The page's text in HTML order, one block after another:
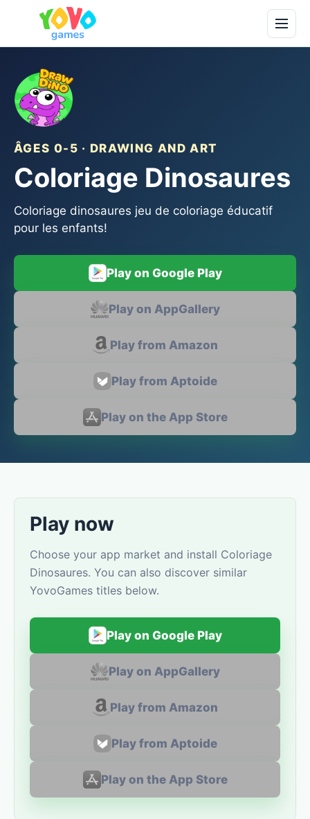
ÂGES 0-5 · DRAWING AND ART
Coloriage Dinosaures
Coloriage dinosaures jeu de coloriage éducatif
pour les enfants!
Play on Google Play
Play on AppGallery
Play from Amazon
Play from Aptoide
Play on the App Store
Play now
Choose your app market and install Coloriage
Dinosaures. You can also discover similar
YovoGames titles below.
Play on Google Play
Play on AppGallery
Play from Amazon
Play from Aptoide
Play on the App Store